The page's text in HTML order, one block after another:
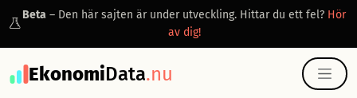
Beta – Den här sajten är under utveckling. Hittar du ett fel? Hör
av dig!
EkonomiData.nu